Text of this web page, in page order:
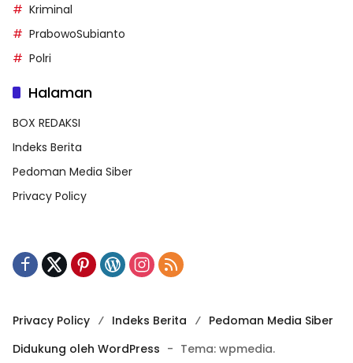
Kriminal
PrabowoSubianto
Polri
Halaman
BOX REDAKSI
Indeks Berita
Pedoman Media Siber
Privacy Policy
Privacy Policy Indeks Berita
Pedoman Media Siber
Didukung oleh WordPress - Tema: wpmedia.